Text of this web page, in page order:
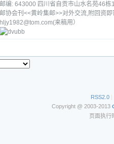
邮编: 643000 四川省自贡市山水名苑46
邮协会刊<<黄岭集邮>>对外交流,附回资即
hljy1982@tom.com(来稿用）
RSS2.0 |
Copyright @ 2003-2013
页面执行